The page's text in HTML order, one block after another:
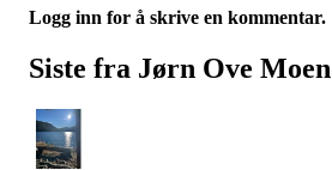
Logg inn for å skrive en kommentar.
Siste fra Jørn Ove Moen